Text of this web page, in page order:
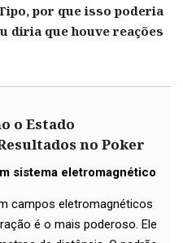
por que isso poderia
diria que houve reações
o Estado
no Poker
sistema eletromagnético
campos eletromagnéticos
é o mais poderoso. Ele